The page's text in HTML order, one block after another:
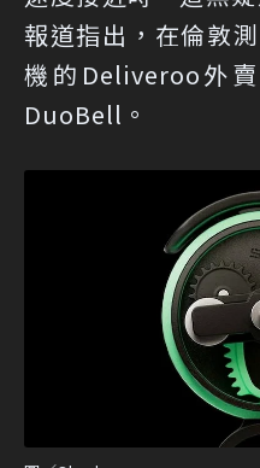
報道指出，在倫敦
機的Deliveroo外
DuoBell。